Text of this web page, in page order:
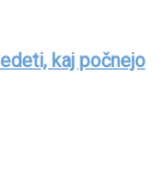
kaj počnejo